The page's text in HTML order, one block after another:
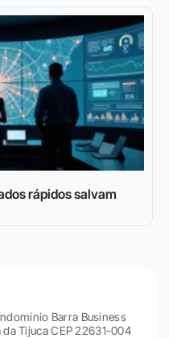
rápidos salvam
Barra Business
Tijuca CEP 22631-004